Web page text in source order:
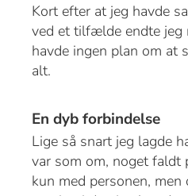
Kort efter at jeg havde
ved et tilfælde endte jeg
havde ingen plan om at
alt.
En dyb forbindelse
Lige så snart jeg lagde
var som om, noget faldt
kun med personen,